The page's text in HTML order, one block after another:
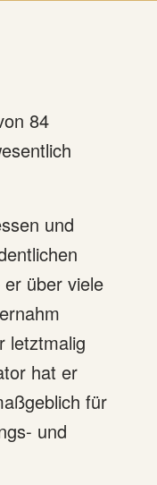
84
und
über viele
letztmalig
hat er
für
und